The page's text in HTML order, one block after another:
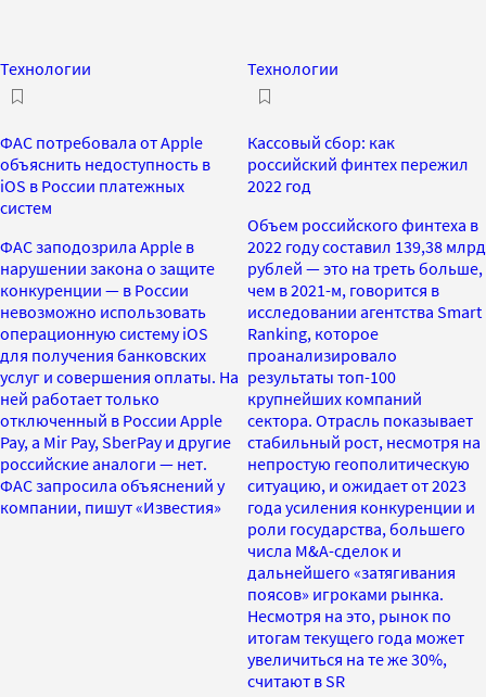
Технологии
ФАС потребовала от Apple
объяснить недоступность в
iOS в России платежных
систем
ФАС заподозрила Apple в
нарушении закона о защите
конкуренции — в России
невозможно использовать
операционную систему iOS
для получения банковских
услуг и совершения оплаты. На
ней работает только
отключенный в России Apple
Pay, а Mir Pay, SberPay и другие
российские аналоги — нет.
ФАС запросила объяснений у
компании, пишут «Известия»
Технологии
Кассовый сбор: как
российский финтех пережил
2022 год
Объем российского финтеха в
2022 году составил 139,38 млрд
рублей — это на треть больше,
чем в 2021-м, говорится в
исследовании агентства Smart
Ranking, которое
проанализировало
результаты топ-100
крупнейших компаний
сектора. Отрасль показывает
стабильный рост, несмотря на
непростую геополитическую
ситуацию, и ожидает от 2023
года усиления конкуренции и
роли государства, большего
числа M&A-сделок и
дальнейшего «затягивания
поясов» игроками рынка.
Несмотря на это, рынок по
итогам текущего года может
увеличиться на те же 30%,
считают в SR